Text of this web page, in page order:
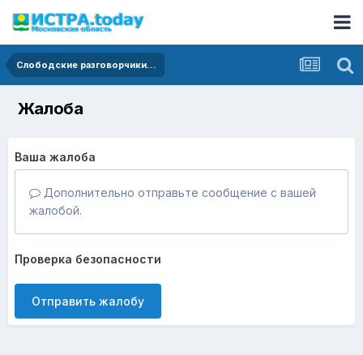
Слободские разговорчики...
Жалоба
Ваша жалоба
Дополнительно отправьте сообщение с вашей
жалобой.
Проверка безопасности
Отправить жалобу